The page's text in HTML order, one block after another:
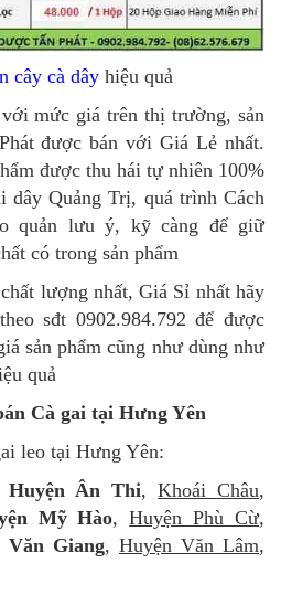
cây cà dây hiệu quả
mức giá trên thị trường, sản
được bán với Giá Lẻ nhất.
được thu hái tự nhiên 100%
dây Quảng Trị, quá trình Cách
quản lưu ý, kỹ càng để giữ
có trong sản phẩm
lượng nhất, Giá Sỉ nhất hãy
sđt 0902.984.792 để được
sản phẩm cũng như dùng như
quả
Cà gai tại Hưng Yên
leo tại Hưng Yên:
Huyện Ân Thi,Khoái Châu,
Mỹ Hào,Huyện Phù Cừ,
Văn Giang, Huyện Văn Lâm,